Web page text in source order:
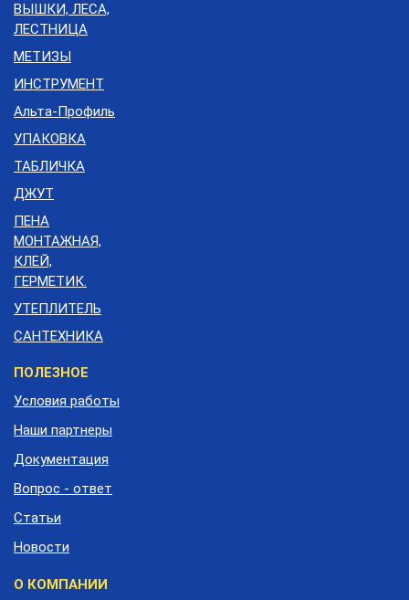
ВЫШКИ, ЛЕСА,
ЛЕСТНИЦА
МЕТИЗЫ
ИНСТРУМЕНТ
Альта-Профиль
УПАКОВКА
ТАБЛИЧКА
ДЖУТ
ПЕНА
МОНТАЖНАЯ,
КЛЕЙ,
ГЕРМЕТИК.
УТЕПЛИТЕЛЬ
САНТЕХНИКА
Меню
подвала
ПОЛЕЗНОЕ
Условия работы
Наши партнеры
Документация
Вопрос - ответ
Статьи
Новости
О КОМПАНИИ